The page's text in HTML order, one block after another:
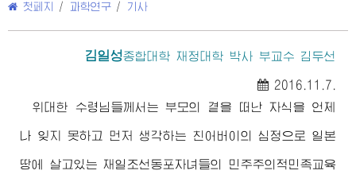
첫페지 / 과학연구 / 기사
김일성종합대학 재정대학 박사 부교수 김두선
2016.11.7.
위대한
수령님 들께서는 부모의 곁을 떠난 자식을 언제
나 잊지 못하고 먼저 생각하는 친 어버이 의 심정으로 일본
땅에 살고있는 재일조선동포자녀들의 민주주의적민족교육